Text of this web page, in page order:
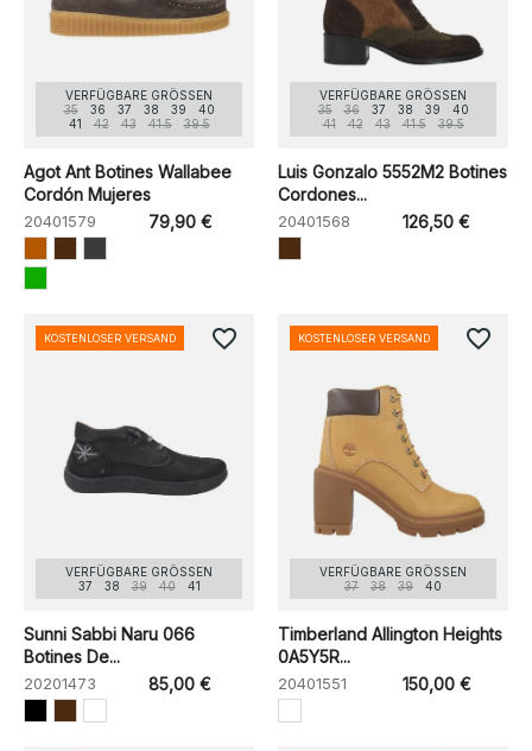
VERFÜGBARE GRÖSSEN
35
36 37 38 39
40
41
42 43 41.5 39.5
Agot Ant Botines Wallabee
Cordón Mujeres
20401579 79,90 €
VERFÜGBARE GRÖSSEN
35
36 37 38 39
40
41
42 43 41.5 39.5
Luis Gonzalo 5552M2 Botines
Cordones...
20401568 126,50 €
VERFÜGBARE GRÖSSEN
37
38 39 40 41
Sunni Sabbi Naru 066
Botines De...
20201473 85,00 €
KOSTENLOSER VERSAND favorite_border
VERFÜGBARE GRÖSSEN
37
38 39 40
Timberland Allington Heights
0A5Y5R...
20401551 150,00 €
KOSTENLOSER VERSAND favorite_border